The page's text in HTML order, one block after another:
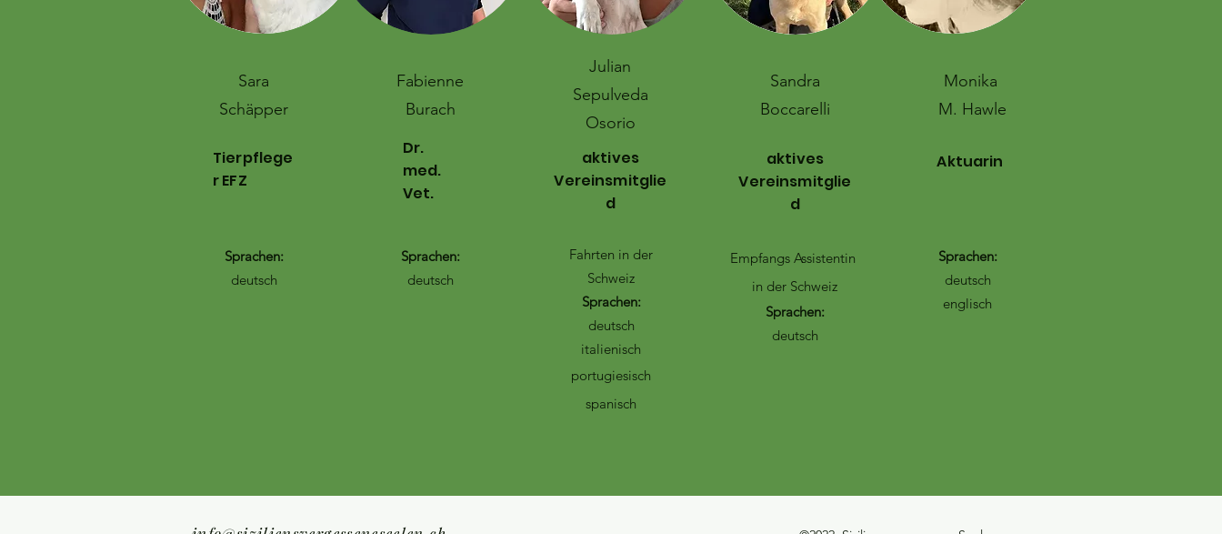
Sara
Schäpper
Tierpflege
r EFZ
Sprachen:
deutsch
Fabienne
Burach
Dr.
med.
Vet.
Sprachen:
deutsch
Julian
Sepulveda
Osorio
aktives
Vereinsmitglie
d
Fahrten in der
Schweiz
Sprachen:
deutsch
italienisch
portugiesisch
spanisch
Sandra
Boccarelli
aktives
Vereinsmitglie
d
Empfangs Assistentin
in der Schweiz
Sprachen:
deutsch
Monika
M. Hawle
Aktuarin
Sprachen:
deutsch
englisch